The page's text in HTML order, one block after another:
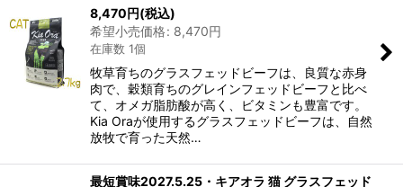
8,470円(税込)
希望小売価格: 8,470円
在庫数 1個
牧草育ちのグラスフェッドビーフは、良質な赤身
肉で、穀類育ちのグレインフェッドビーフと比べ
て、オメガ脂肪酸が高く、ビタミンも豊富です。
Kia Oraが使用するグラスフェッドビーフは、自然
放牧で育った天然…
最短賞味2027.5.25・キアオラ 猫 グラスフェッド